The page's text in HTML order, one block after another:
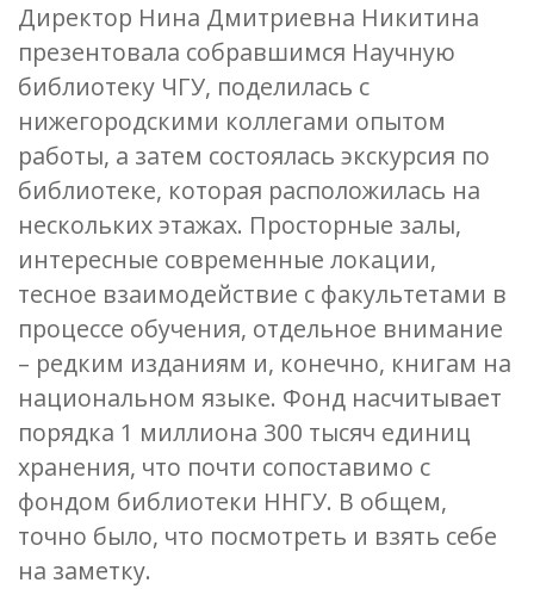
Директор Нина Дмитриевна Никитина
презентовала собравшимся Научную
библиотеку ЧГУ, поделилась с
нижегородскими коллегами опытом
работы, а затем состоялась экскурсия по
библиотеке, которая расположилась на
нескольких этажах. Просторные залы,
интересные современные локации,
тесное взаимодействие с факультетами в
процессе обучения, отдельное внимание
– редким изданиям и, конечно, книгам на
национальном языке. Фонд насчитывает
порядка 1 миллиона 300 тысяч единиц
хранения, что почти сопоставимо с
фондом библиотеки ННГУ. В общем,
точно было, что посмотреть и взять себе
на заметку.